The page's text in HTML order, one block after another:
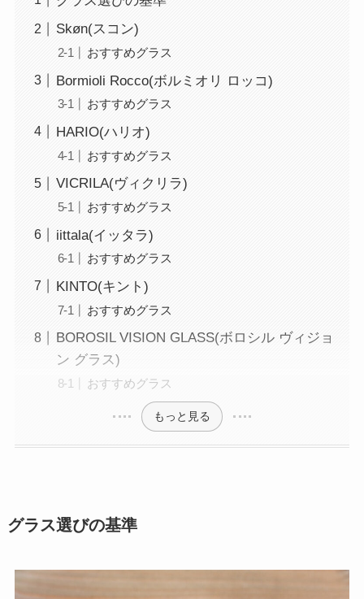
Skøn(スコン)
おすすめグラス
Bormioli Rocco(ボルミオリ ロッコ)
おすすめグラス
HARIO(ハリオ)
おすすめグラス
VICRILA(ヴィクリラ)
おすすめグラス
iittala(イッタラ)
おすすめグラス
KINTO(キント)
おすすめグラス
BOROSIL VISION GLASS(ボロシル ヴィジョ
ン グラス)
おすすめグラス
もっと見る
グラス選びの基準